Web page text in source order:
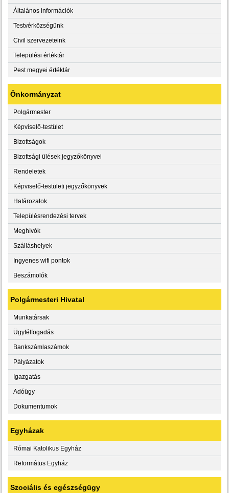
Általános információk
Testvérközségünk
Civil szervezeteink
Települési értéktár
Pest megyei értéktár
Önkormányzat
Polgármester
Képviselő-testület
Bizottságok
Bizottsági ülések jegyzőkönyvei
Rendeletek
Képviselő-testületi jegyzőkönyvek
Határozatok
Településrendezési tervek
Meghívók
Szálláshelyek
Ingyenes wifi pontok
Beszámolók
Polgármesteri Hivatal
Munkatársak
Ügyfélfogadás
Bankszámlaszámok
Pályázatok
Igazgatás
Adóügy
Dokumentumok
Egyházak
Római Katolikus Egyház
Református Egyház
Szociális és egészségügy